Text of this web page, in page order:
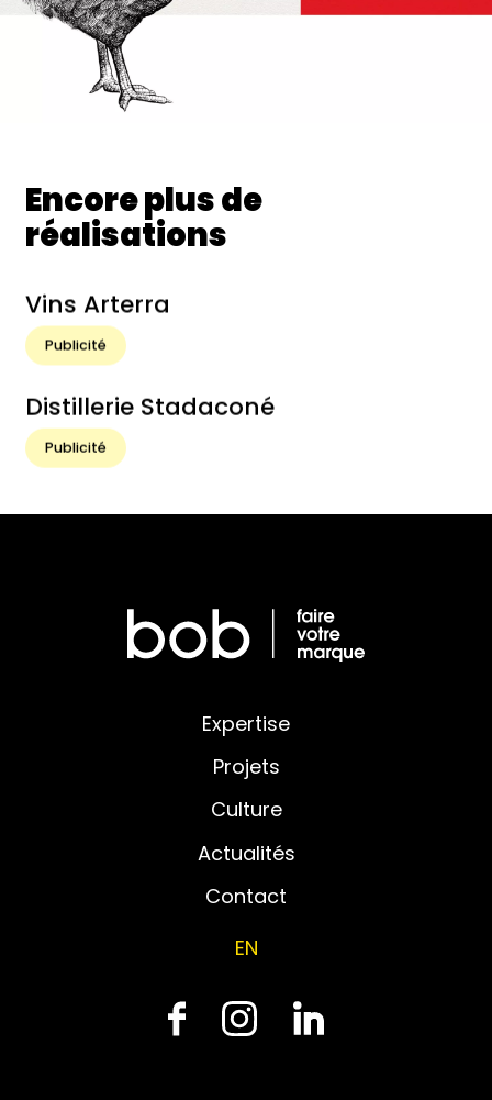
Encore plus de
réalisations
Vins Arterra
Publicité
Distillerie Stadaconé
Publicité
Expertise
Projets
Culture
Actualités
Contact
EN